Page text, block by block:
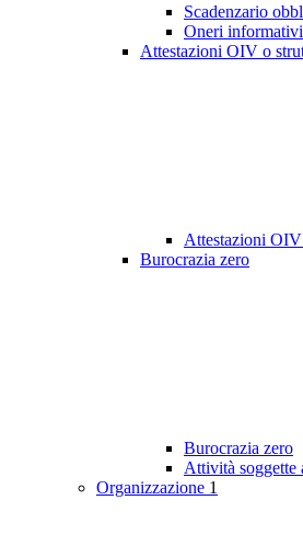
Scadenzario
Oneri
Attestazioni OIV o
Attestazioni OIV
Burocrazia zero
Burocrazia zero
Attività soggette
Organizzazione 1